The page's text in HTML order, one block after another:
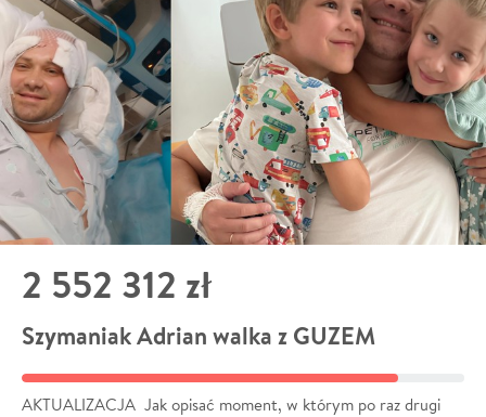
2 552 312 zł
Szymaniak Adrian walka z GUZEM
AKTUALIZACJA Jak opisać moment, w którym po raz drugi